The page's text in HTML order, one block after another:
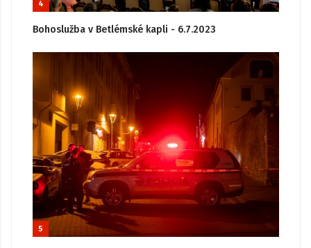
4
Bohoslužba v Betlémské kapli - 6.7.2023
5